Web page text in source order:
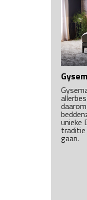
unieke
traditie
gaan.